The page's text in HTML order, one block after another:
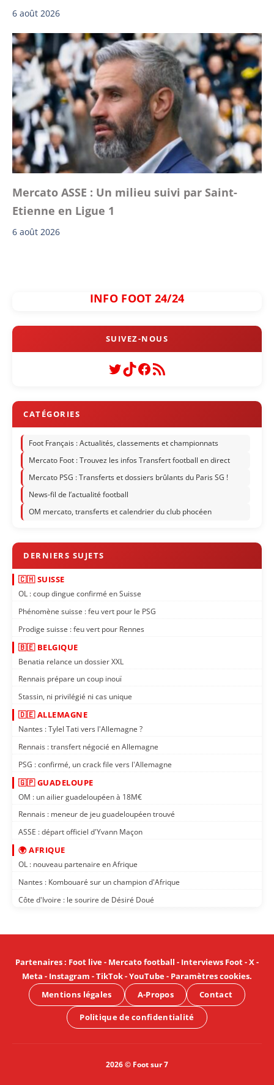
6 août 2026
Mercato ASSE : Un milieu suivi par Saint-
Etienne en Ligue 1
6 août 2026
INFO FOOT 24/24
Twitter
TikTok
Facebook
Flux RSS
Foot Français : Actualités, classements et championnats
Mercato Foot : Trouvez les infos Transfert football en direct
Mercato PSG : Transferts et dossiers brûlants du Paris SG !
News-fil de l’actualité football
OM mercato, transferts et calendrier du club phocéen
🇨🇭 SUISSE
OL : coup dingue confirmé en Suisse
Phénomène suisse : feu vert pour le PSG
Prodige suisse : feu vert pour Rennes
🇧🇪 BELGIQUE
Benatia relance un dossier XXL
Rennais prépare un coup inouï
Stassin, ni privilégié ni cas unique
🇩🇪 ALLEMAGNE
Nantes : Tylel Tati vers l'Allemagne ?
Rennais : transfert négocié en Allemagne
PSG : confirmé, un crack file vers l'Allemagne
🇬🇵 GUADELOUPE
OM : un ailier guadeloupéen à 18M€
Rennais : meneur de jeu guadeloupéen trouvé
ASSE : départ officiel d'Yvann Maçon
🌍 AFRIQUE
OL : nouveau partenaire en Afrique
Nantes : Kombouaré sur un champion d'Afrique
Côte d'Ivoire : le sourire de Désiré Doué
Partenaires: Foot live- Mercato football - Interviews Foot-X-
Meta - Instagram -TikTok-YouTube- Paramètres cookies.
Mentions légales
A-Propos Contact
Politique de confidentialité
2026 © Foot sur 7